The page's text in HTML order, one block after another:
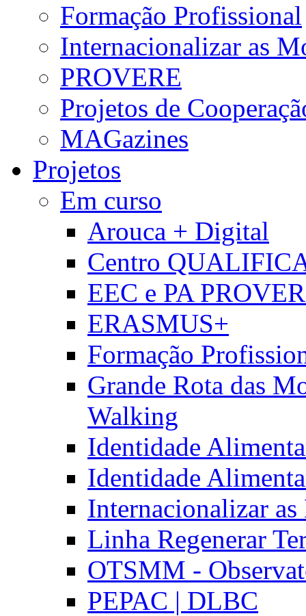
Formação Profissional
Internacionalizar as
PROVERE
Projetos de
MAGazines
Projetos
Em curso
Arouca + Digital
Centro
EEC e PA
ERASMUS+
Formação
Grande Rota das
Walking
Identidade
Identidade
Internacionalizar
Linha Regenerar
OTSMM -
PEPAC | DLBC